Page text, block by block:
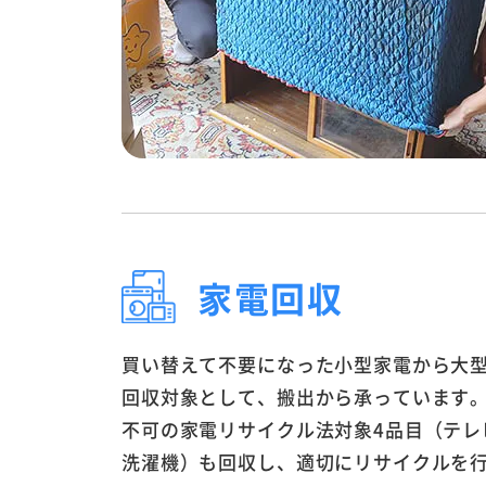
家電回収
買い替えて不要になった小型家電から大
回収対象として、搬出から承っています
不可の家電リサイクル法対象4品目（テ
洗濯機）も回収し、適切にリサイクルを